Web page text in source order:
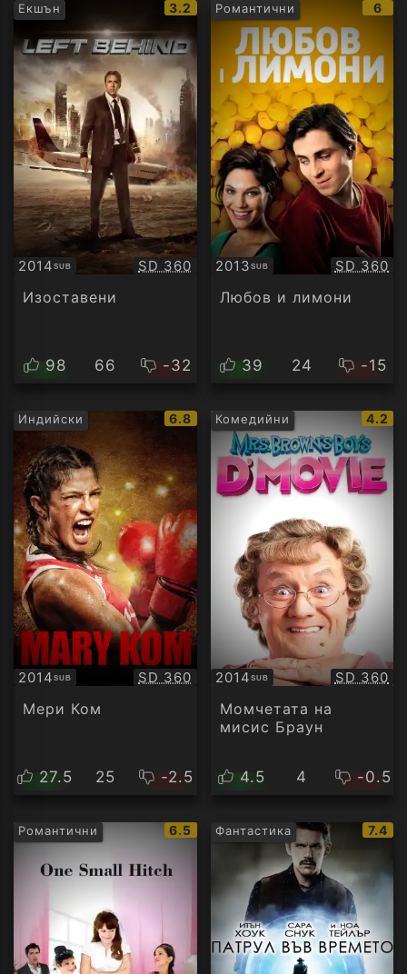
Екшън
IMDb
рейтинг:
3.2
2014SUB
Субтитри Качество:
SD 360
Изоставени
98 66 -32
Романтични 6
2013SUB
Субтитри SD 360
Любов и лимони
39 24 -15
Индийски
IMDb
рейтинг:
6.8
2014SUB
Субтитри Качество:
SD 360
Мери Ком
27.5 25 -2.5
Комедийни
IMDb
4.2
2014SUB
Субтитри SD 360
Момчетата на
мисис Браун
4.5 4 -0.5
Романтични
IMDb
6.5 Фантастика
IMDb
7.4